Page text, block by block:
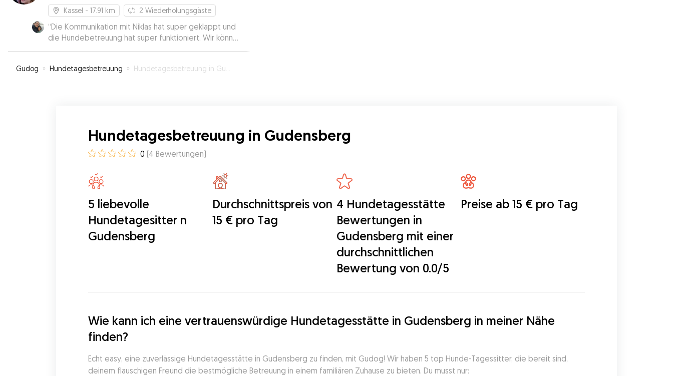
empfehlen!”
Kassel - 17.91 km 2 Wiederholungsgäste
“Die Kommunikation mit Niklas hat super geklappt und
die Hundebetreuung hat super funktioniert. Wir können
Niklas nur weiter empfehlen!”
Gudog » Hundetagesbetreuung » Hundetagesbetreuung in Gudensberg
Hundetagesbetreuung in Gudensberg
0 (4 Bewertungen)
5 liebevolle
Hundetagesitter n
Gudensberg
Durchschnittspreis von
15 € pro Tag
4 Hundetagesstätte
Bewertungen in
Gudensberg mit einer
durchschnittlichen
Bewertung von 0.0/5
Preise ab 15 € pro Tag
Wie kann ich eine vertrauenswürdige Hundetagesstätte in Gudensberg in meiner Nähe
finden?
Echt easy, eine zuverlässige Hundetagesstätte in Gudensberg zu finden, mit Gudog! Wir haben 5 top Hunde-Tagessitter, die bereit sind,
deinem flauschigen Freund die bestmögliche Betreuung in einem familiären Zuhause zu bieten. Du musst nur: